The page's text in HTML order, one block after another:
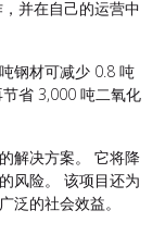
并在自己的运营中
钢材可减少 0.8 吨
省 3,000 吨二氧化
解决方案。 它将降
风险。 该项目还为
泛的社会效益。